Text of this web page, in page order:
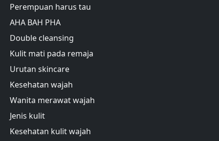
Perempuan harus tau
AHA BAH PHA
Double cleansing
Kulit mati pada remaja
Urutan skincare
Kesehatan wajah
Wanita merawat wajah
Jenis kulit
Kesehatan kulit wajah